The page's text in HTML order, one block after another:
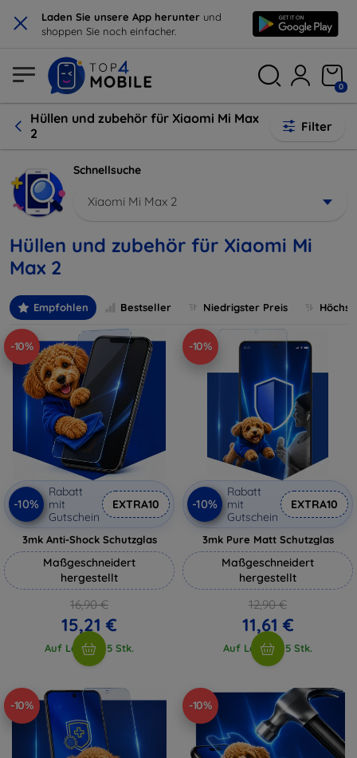
× Laden Sie unsere App herunter und
shoppen Sie noch einfacher.
0
Hüllen und zubehör für Xiaomi Mi Max
2
Filter
Schnellsuche
Xiaomi Mi Max 2
Hüllen und zubehör für Xiaomi Mi
Max 2
Empfohlen Bestseller Niedrigster Preis
-10%
-10%
Rabatt
mit
Gutschein
EXTRA10
3mk Anti-Shock Schutzglas
Maßgeschneidert
hergestellt
16,90 €
15,21 €
Auf Lager > 5 Stk.
-10%
-10%
Rabatt
mit
Gutschein
EXTRA10
3mk Pure Matt Schutzglas
Maßgeschneidert
hergestellt
12,90 €
11,61 €
Auf Lager > 5 Stk.
-10% -10%